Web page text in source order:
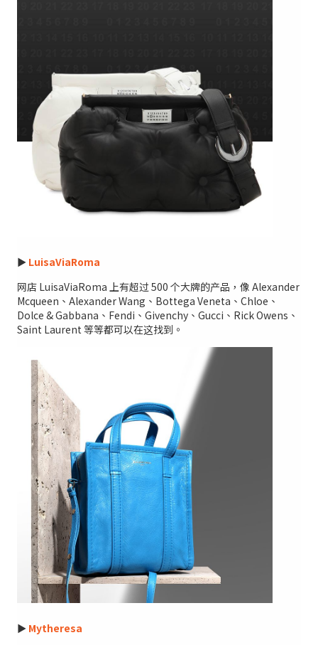
► LuisaViaRoma
网店 LuisaViaRoma 上有超过 500 个大牌的产品，像 Alexander
Mcqueen、Alexander Wang、Bottega Veneta、Chloe、
Dolce & Gabbana、Fendi、Givenchy、Gucci、Rick Owens、
Saint Laurent 等等都可以在这找到。
► Mytheresa